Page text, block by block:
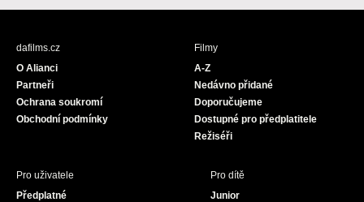
c
s
u
dafilms.cz
O Alianci
Partneři
Ochrana soukromí
Obchodní podmínky
Filmy
A-Z
Nedávno přidané
Doporučujeme
Dostupné pro předplatitele
Režiséři
Pro uživatele
Předplatné
Pro dítě
Junior